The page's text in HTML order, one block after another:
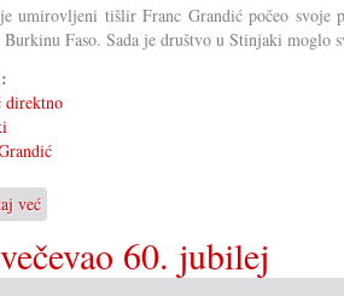
umirovljeni tišlir Franc Grandić počeo svoje
Faso. Sada je društvo u Stinjaki moglo
direktno
već
30
ljet
Pomoć
60. jubilej